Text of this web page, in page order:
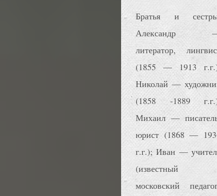
Братья и
Александр
литератор,
(1855 — 1913
Николай —
(1858 -1889
Михаил —
юрист (1868 —
г.г.); Иван —
(известный
московский